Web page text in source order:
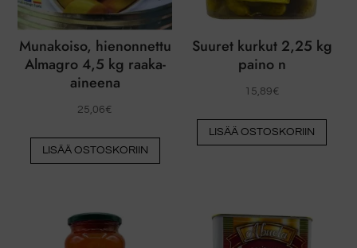
Munakoiso, hienonnettu
Almagro 4,5 kg raaka-
aineena
25,06€
LISÄÄ OSTOSKORIIN
Suuret kurkut 2,25 kg
paino n
15,89€
LISÄÄ OSTOSKORIIN